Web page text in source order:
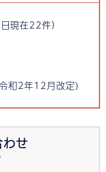
現在22件）
和2年12月改定)
わせ